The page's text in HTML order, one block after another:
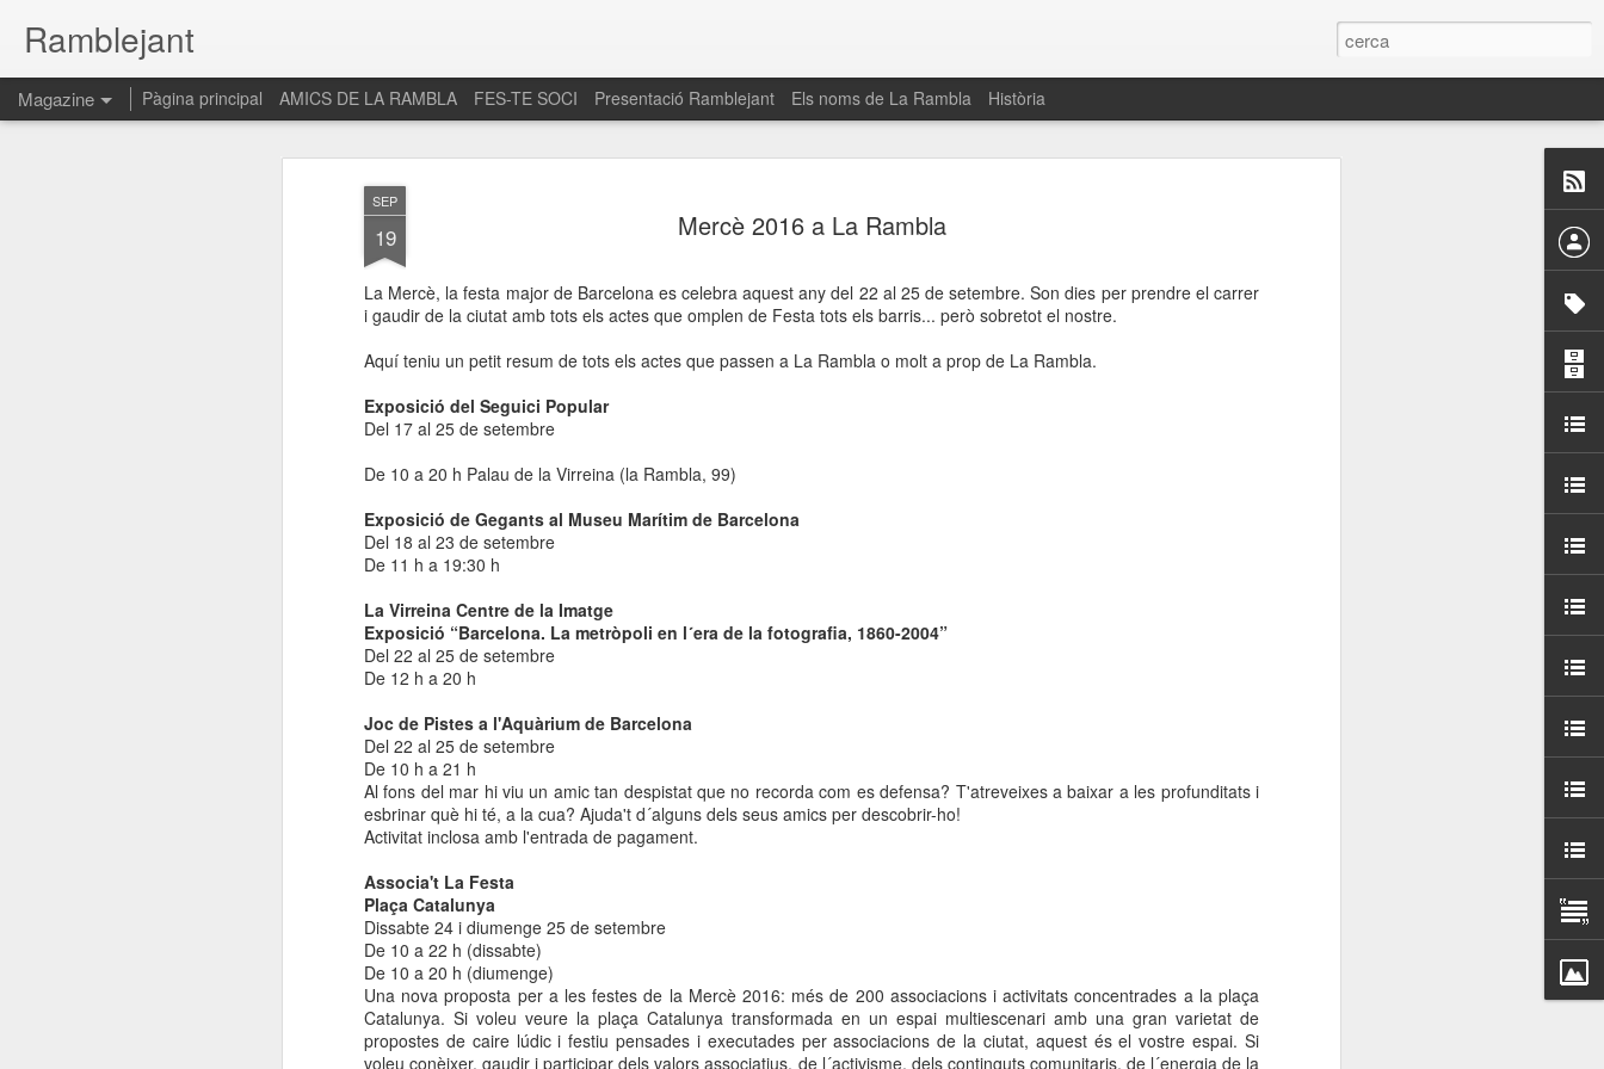
SEP
19 Mercè 2016 a La Rambla
La Mercè, la festa major de Barcelona es celebra aquest any del 22 al 25 de setembre. Son dies per prendre el carrer
i gaudir de la ciutat amb tots els actes que omplen de Festa tots els barris... però sobretot el nostre.
Aquí teniu un petit resum de tots els actes que passen a La Rambla o molt a prop de La Rambla.
Exposició del Seguici Popular
Del 17 al 25 de setembre
De 10 a 20 h Palau de la Virreina (la Rambla, 99)
Exposició de Gegants al Museu Marítim de Barcelona
Del 18 al 23 de setembre
De 11 h a 19:30 h
La Virreina Centre de la Imatge
Exposició “Barcelona. La metròpoli en l´era de la fotografia, 1860-2004”
Del 22 al 25 de setembre
De 12 h a 20 h
Joc de Pistes a l'Aquàrium de Barcelona
Del 22 al 25 de setembre
De 10 h a 21 h
Al fons del mar hi viu un amic tan despistat que no recorda com es defensa? T'atreveixes a baixar a les profunditats i
esbrinar què hi té, a la cua? Ajuda't d´alguns dels seus amics per descobrir-ho!
Activitat inclosa amb l'entrada de pagament.
Associa't La Festa
Plaça Catalunya
Dissabte 24 i diumenge 25 de setembre
De 10 a 22 h (dissabte)
De 10 a 20 h (diumenge)
Una nova proposta per a les festes de la Mercè 2016: més de 200 associacions i activitats concentrades a la plaça
Catalunya. Si voleu veure la plaça Catalunya transformada en un espai multiescenari amb una gran varietat de
propostes de caire lúdic i festiu pensades i executades per associacions de la ciutat, aquest és el vostre espai. Si
voleu conèixer, gaudir i participar dels valors associatius, de l´activisme, dels continguts comunitaris, de l´energia de la
Ramblejant
Magazine Pàgina principal AMICS DE LA RAMBLA FES-TE SOCI Presentació Ramblejant Els noms de La Rambla Història
30
La Rambla
quarta edició del seu concurs de paelles solidari per sensibilitzar a
la població sobre l’esclerosi múltiple
Enguany el Concurs és un dels actes destacats de la Festa Major
la societat sobre l’esclerosi múltiple, una malaltia
comptarà amb el patrocini de Oleaurum i Repsol.